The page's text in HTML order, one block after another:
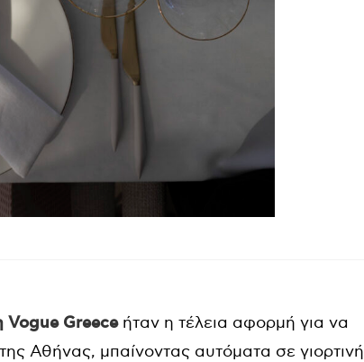
Vogue Greeceήταν η τέλεια αφορμή για να
Αθήνας, μπαίνοντας αυτόματα σε γιορτινή